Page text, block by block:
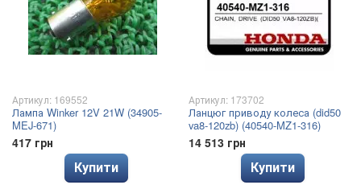
Артикул: 169552
Лампа Winker 12V 21W (34905-
MEJ-671)
417 грн
Купити
Артикул: 173702
Ланцюг приводу колеса (did50
va8-120zb) (40540-MZ1-316)
14 513 грн
Купити